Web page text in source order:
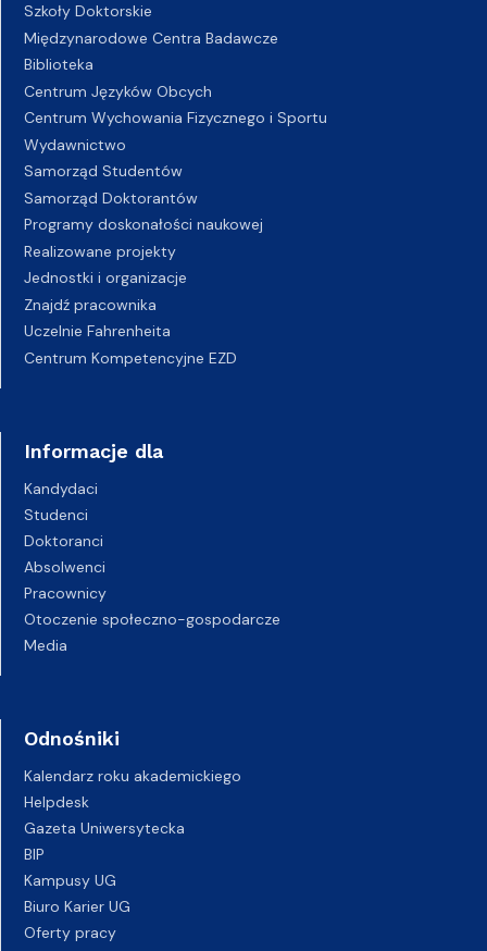
Szkoły Doktorskie
Międzynarodowe Centra Badawcze
Biblioteka
Centrum Języków Obcych
Centrum Wychowania Fizycznego i Sportu
Wydawnictwo
Samorząd Studentów
Samorząd Doktorantów
Programy doskonałości naukowej
Realizowane projekty
Jednostki i organizacje
Znajdź pracownika
Uczelnie Fahrenheita
Centrum Kompetencyjne EZD
Informacje dla
Kandydaci
Studenci
Doktoranci
Absolwenci
Pracownicy
Otoczenie społeczno-gospodarcze
Media
Odnośniki
Kalendarz roku akademickiego
Helpdesk
Gazeta Uniwersytecka
BIP
Kampusy UG
Biuro Karier UG
Oferty pracy